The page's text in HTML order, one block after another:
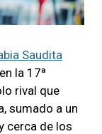
Saudita
la 17ª
rival que
sumado a un
cerca de los